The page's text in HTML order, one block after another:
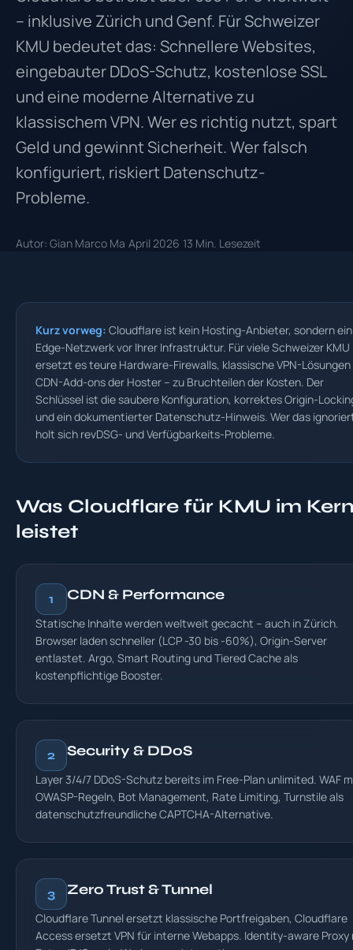
– inklusive Zürich und Genf. Für Schweizer
KMU bedeutet das: Schnellere Websites,
eingebauter DDoS-Schutz, kostenlose SSL
und eine moderne Alternative zu
klassischem VPN. Wer es richtig nutzt, spart
Geld und gewinnt Sicherheit. Wer falsch
konfiguriert, riskiert Datenschutz-
Probleme.
Autor: Gian Marco Ma April 2026 13 Min. Lesezeit
Kurz vorweg: Cloudflare ist kein Hosting-Anbieter, sondern ein
Edge-Netzwerk vor Ihrer Infrastruktur. Für viele Schweizer KMU
ersetzt es teure Hardware-Firewalls, klassische VPN-Lösungen
CDN-Add-ons der Hoster – zu Bruchteilen der Kosten. Der
Schlüssel ist die saubere Konfiguration, korrektes Origin-
und ein dokumentierter Datenschutz-Hinweis. Wer das
holt sich revDSG- und Verfügbarkeits-Probleme.
Was Cloudflare für KMU im
leistet
1 CDN & Performance
Statische Inhalte werden weltweit gecacht – auch in Zürich.
Browser laden schneller (LCP -30 bis -60%), Origin-Server
entlastet. Argo, Smart Routing und Tiered Cache als
kostenpflichtige Booster.
2 Security & DDoS
Layer 3/4/7 DDoS-Schutz bereits im Free-Plan unlimited. WAF
OWASP-Regeln, Bot Management, Rate Limiting, Turnstile als
datenschutzfreundliche CAPTCHA-Alternative.
3 Zero Trust & Tunnel
Cloudflare Tunnel ersetzt klassische Portfreigaben, Cloudflare
Access ersetzt VPN für interne Webapps. Identity-aware Proxy